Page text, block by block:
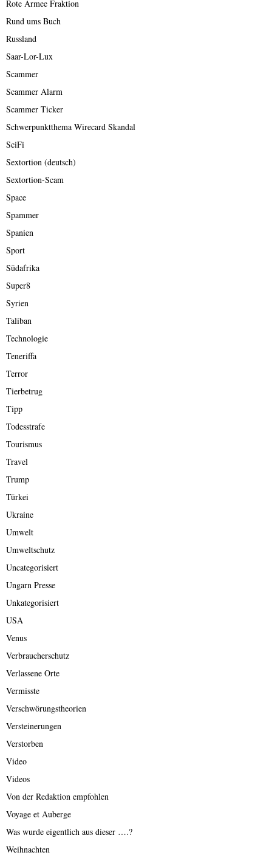
Rote Armee Fraktion
Rund ums Buch
Russland
Saar-Lor-Lux
Scammer
Scammer Alarm
Scammer Ticker
Schwerpunktthema Wirecard Skandal
SciFi
Sextortion (deutsch)
Sextortion-Scam
Space
Spammer
Spanien
Sport
Südafrika
Super8
Syrien
Taliban
Technologie
Teneriffa
Terror
Tierbetrug
Tipp
Todesstrafe
Tourismus
Travel
Trump
Türkei
Ukraine
Umwelt
Umweltschutz
Uncategorisiert
Ungarn Presse
Unkategorisiert
USA
Venus
Verbraucherschutz
Verlassene Orte
Vermisste
Verschwörungstheorien
Versteinerungen
Verstorben
Video
Videos
Von der Redaktion empfohlen
Voyage et Auberge
Was wurde eigentlich aus dieser ….?
Weihnachten